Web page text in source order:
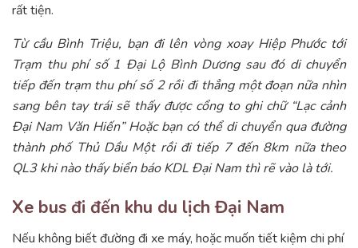
rất tiện.
Từ cầu Bình Triệu, bạn đi lên vòng xoay Hiệp Phước tới
Trạm thu phí số 1 Đại Lộ Bình Dương sau đó di chuyển
tiếp đến trạm thu phí số 2 rồi đi thẳng một đoạn nữa nhìn
sang bên tay trái sẽ thấy được cổng to ghi chữ “Lạc cảnh
Đại Nam Văn Hiến” Hoặc bạn có thể di chuyển qua đường
thành phố Thủ Dầu Một rồi đi tiếp 7 đến 8km nữa theo
QL3 khi nào thấy biển báo KDL Đại Nam thì rẽ vào là tới.
Xe bus đi đến khu du lịch Đại Nam
Nếu không biết đường đi xe máy, hoặc muốn tiết kiệm chi phí